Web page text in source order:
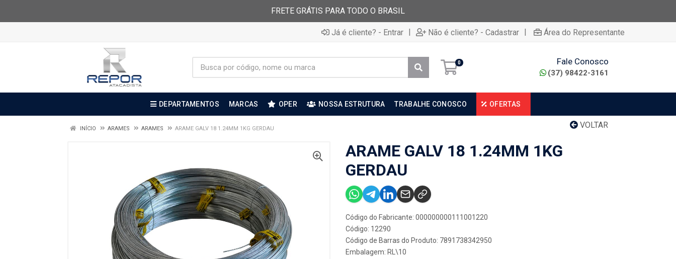
FRETE GRÁTIS PARA TODO O BRASIL
Já é cliente? - Entrar | Não é cliente? - Cadastrar | Área do Representante
0 Fale Conosco
(37) 98422-3161
DEPARTAMENTOS MARCAS OPER NOSSA ESTRUTURA TRABALHE CONOSCO OFERTAS
VOLTAR
INÍCIO ARAMES ARAMES ARAME GALV 18 1.24MM 1KG GERDAU
ARAME GALV 18 1.24MM 1KG
GERDAU
Código do Fabricante: 000000000111001220
Código: 12290
Código de Barras do Produto: 7891738342950
Embalagem: RL\10